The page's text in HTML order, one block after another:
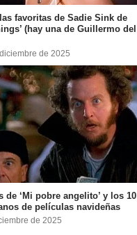
favoritas de Sadie Sink de
(hay una de Guillermo del
de 2025
de ‘Mi pobre angelito’ y los 10
de películas navideñas
de 2025